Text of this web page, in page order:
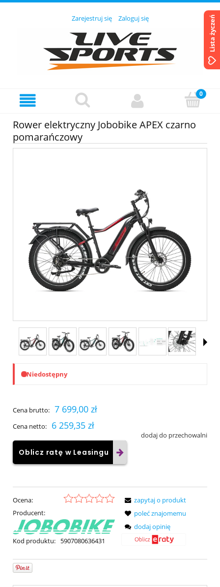
Zarejestruj się Zaloguj się
Rower elektryczny Jobobike APEX czarno
pomarańczowy
Niedostępny
Cena brutto: 7 699,00 zł
Cena netto: 6 259,35 zł
dodaj do przechowalni
Oblicz ratę w Leasingu
Ocena:
Producent:
Kod produktu: 5907080636431
zapytaj o produkt
poleć znajomemu
dodaj opinię
Lista życzeń